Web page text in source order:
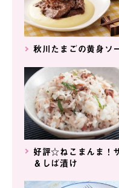
秋川たまごの黄身ソ
好評☆ねこまんま！
＆しば漬け